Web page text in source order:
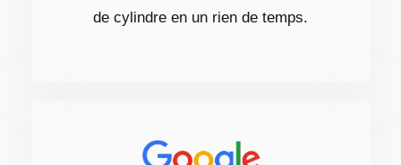
de cylindre en un rien de temps.